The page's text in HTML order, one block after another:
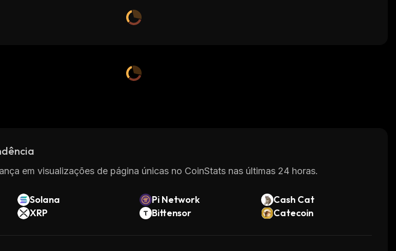
em visualizações de página únicas no CoinStats nas últimas 24 horas.
Solana Pi Network
Cash Cat
XRP Bittensor Catecoin